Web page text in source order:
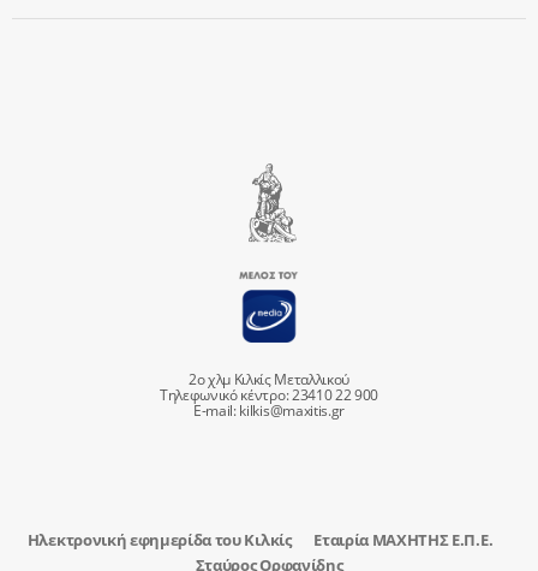
2ο χλμ Κιλκίς Μεταλλικού
Τηλεφωνικό κέντρο: 23410 22 900
E-mail:kilkis@maxitis.gr
Ηλεκτρονική εφημερίδα του Κιλκίς
Εταιρία ΜΑΧΗΤΗΣ Ε.Π.Ε.
Σταύρος Ορφανίδης